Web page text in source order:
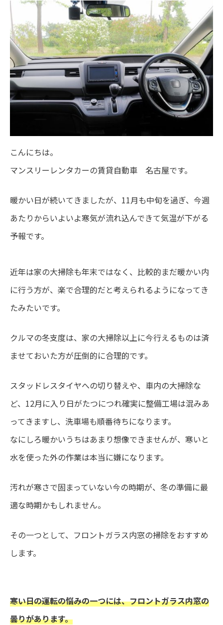
こんにちは。
マンスリーレンタカーの賃貸自動車 名古屋です。
暖かい日が続いてきましたが、11月も中旬を過ぎ、今週
あたりからいよいよ寒気が流れ込んできて気温が下がる
予報です。
近年は家の大掃除も年末ではなく、比較的まだ暖かい内
に行う方が、楽で合理的だと考えられるようになってき
たみたいです。
クルマの冬支度は、家の大掃除以上に今行えるものは済
ませておいた方が圧倒的に合理的です。
スタッドレスタイヤへの切り替えや、車内の大掃除な
ど、12月に入り日がたつにつれ確実に整備工場は混みあ
ってきますし、洗車場も順番待ちになります。
なにしろ暖かいうちはあまり想像できませんが、寒いと
水を使った外の作業は本当に嫌になります。
汚れが寒さで固まっていない今の時期が、冬の準備に最
適な時期かもしれません。
その一つとして、フロントガラス内窓の掃除をおすすめ
します。
寒い日の運転の悩みの一つには、フロントガラス内窓の
曇りがあります。